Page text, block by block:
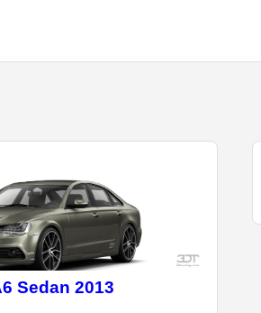
Sedan 2013